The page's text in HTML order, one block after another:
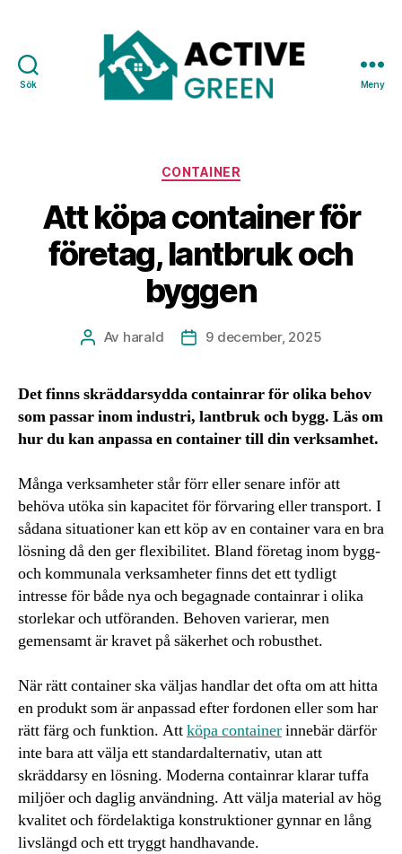
Sök Meny
Kategorier
CONTAINER
Att köpa container för
företag, lantbruk och
byggen
Inläggsförfattare
Av harald Inläggsdatum
9 december, 2025
Det finns skräddarsydda containrar för olika behov
som passar inom industri, lantbruk och bygg. Läs om
hur du kan anpassa en container till din verksamhet.
Många verksamheter står förr eller senare inför att
behöva utöka sin kapacitet för förvaring eller transport. I
sådana situationer kan ett köp av en container vara en bra
lösning då den ger flexibilitet. Bland företag inom bygg-
och kommunala verksamheter finns det ett tydligt
intresse för både nya och begagnade containrar i olika
storlekar och utföranden. Behoven varierar, men
gemensamt är kravet på säkerhet och robusthet.
När rätt container ska väljas handlar det ofta om att hitta
en produkt som är anpassad efter fordonen eller som har
rätt färg och funktion. Attköpa containerinnebär därför
inte bara att välja ett standardalternativ, utan att
skräddarsy en lösning. Moderna containrar klarar tuffa
miljöer och daglig användning. Att välja material av hög
kvalitet och fördelaktiga konstruktioner gynnar en lång
livslängd och ett tryggt handhavande.